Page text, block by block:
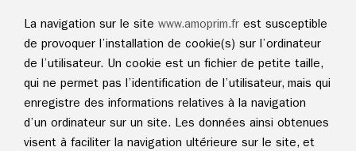
La navigation sur le site www.amoprim.fr est susceptible
de provoquer l’installation de cookie(s) sur l’ordinateur
de l’utilisateur. Un cookie est un fichier de petite taille,
qui ne permet pas l’identification de l’utilisateur, mais qui
enregistre des informations relatives à la navigation
d’un ordinateur sur un site. Les données ainsi obtenues
visent à faciliter la navigation ultérieure sur le site, et